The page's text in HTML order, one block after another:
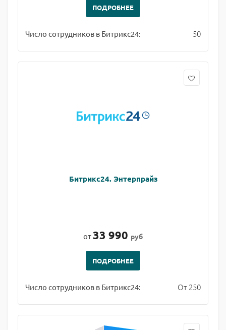
ПОДРОБНЕЕ
Число сотрудников в Битрикс24: 50
Битрикс24. Энтерпрайз
от33 990 руб
ПОДРОБНЕЕ
Число сотрудников в Битрикс24: От 250